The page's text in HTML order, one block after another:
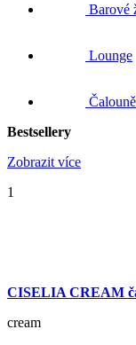
Barové
Lounge
Bestsellery
Zobrazit více
1
CISELIA CREAM
cream